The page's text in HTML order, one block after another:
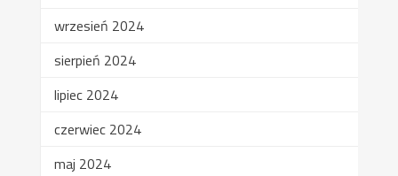
wrzesień 2024
sierpień 2024
lipiec 2024
czerwiec 2024
maj 2024